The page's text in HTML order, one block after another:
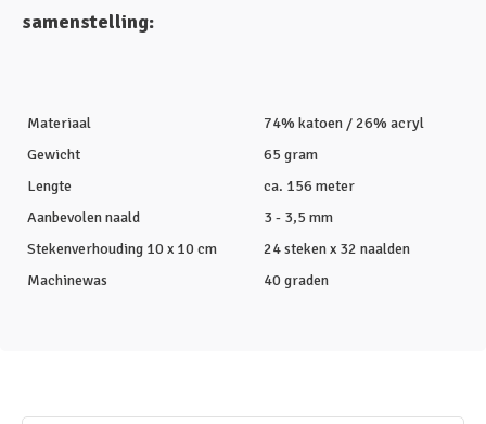
samenstelling:
Materiaal
74% katoen / 26% acryl
Gewicht
65 gram
Lengte
ca. 156 meter
Aanbevolen naald
3 - 3,5 mm
Stekenverhouding 10 x 10 cm
24 steken x 32 naalden
Machinewas
40 graden